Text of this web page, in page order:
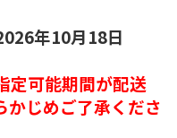
年10月18日
定可能期間が配送
かじめご了承くださ